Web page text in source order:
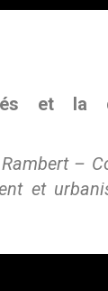
et la
–
et